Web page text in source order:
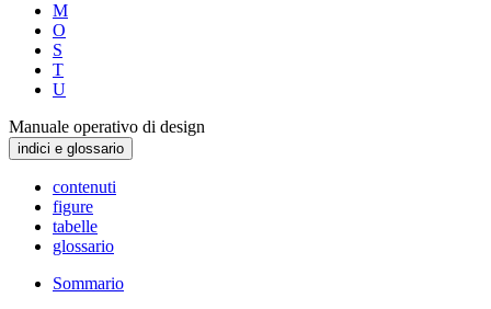
M
O
S
T
U
Manuale operativo di design
indici e glossario
contenuti
figure
tabelle
glossario
Sommario